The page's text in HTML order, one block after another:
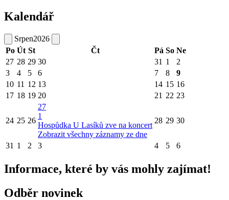
Kalendář
Srpen2026
Po Út St Čt Pá So Ne
27 28 29 30 31 1
2
3
4 5 6 7 8
9
10 11 12 13 14 15 16
17 18 19 20 21 22 23
24 25 26
27
1
Hospůdka U Lasíků zve na koncert
Zobrazit všechny záznamy ze dne
28 29 30
31 1 2 3 4 5 6
Informace, které by vás mohly zajímat!
Odběr novinek